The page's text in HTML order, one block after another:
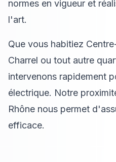
normes en vigueur et
l'art.
Que vous habitiez
Charrel ou tout autre
intervenons rapidement
électrique. Notre
Rhône nous permet
efficace.